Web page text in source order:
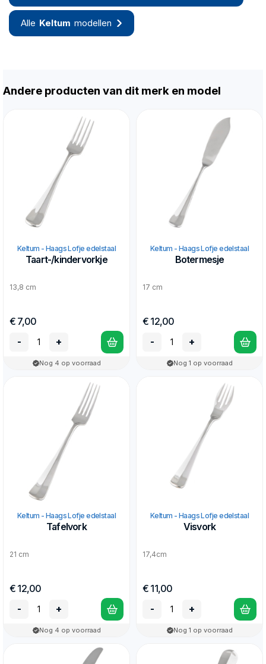
Alle Keltum modellen
Andere producten van dit merk en model
Keltum - Haags Lofje edelstaal
Taart-/kindervorkje
13,8 cm
€ 7,00
-
+
Nog 4 op voorraad
Keltum - Haags Lofje edelstaal
Botermesje
17 cm
€ 12,00
-
+
Nog 1 op voorraad
Keltum - Haags Lofje edelstaal
Tafelvork
21 cm
€ 12,00
-
+
Nog 4 op voorraad
Keltum - Haags Lofje edelstaal
Visvork
17,4cm
€ 11,00
-
+
Nog 1 op voorraad